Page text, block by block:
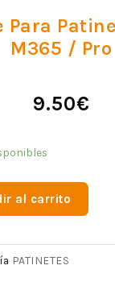
Para
M365 / Pro
9.50€
al carrito
PATINETES